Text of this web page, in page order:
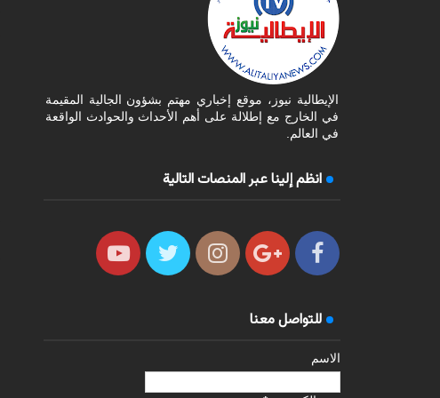
الإيطالية نيوز، موقع إخباري مهتم بشؤون الجالية المقيمة
في الخارج مع إطلالة على أهم الأحداث والحوادث الواقعة
في العالم.
انظم إلينا عبر المنصات التالية
للتواصل معنا
الاسم